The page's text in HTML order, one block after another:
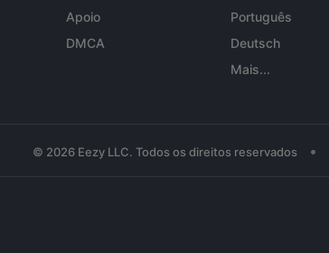
Apoio
DMCA
Português
Deutsch
Mais...
© 2026 Eezy LLC. Todos os direitos reservados •